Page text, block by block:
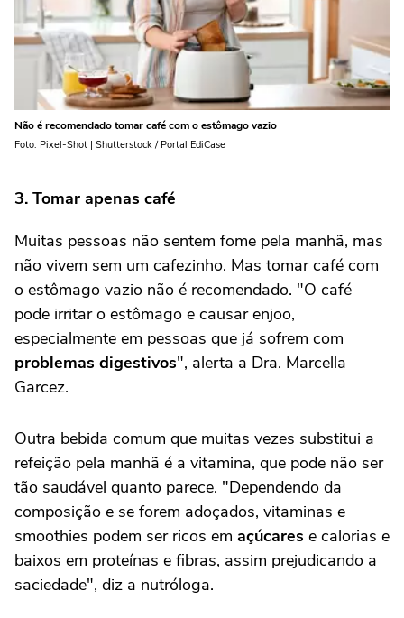
Não é recomendado tomar café com o estômago vazio
Foto: Pixel-Shot | Shutterstock / Portal EdiCase
3. Tomar apenas café
Muitas pessoas não sentem fome pela manhã, mas
não vivem sem um cafezinho. Mas tomar café com
o estômago vazio não é recomendado. "O café
pode irritar o estômago e causar enjoo,
especialmente em pessoas que já sofrem com
problemas digestivos", alerta a Dra. Marcella
Garcez.
Outra bebida comum que muitas vezes substitui a
refeição pela manhã é a vitamina, que pode não ser
tão saudável quanto parece. "Dependendo da
composição e se forem adoçados, vitaminas e
smoothies podem ser ricos em açúcares e calorias e
baixos em proteínas e fibras, assim prejudicando a
saciedade", diz a nutróloga.